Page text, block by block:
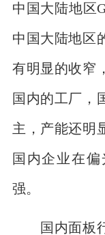
中国大陆地区
中国大陆地区
有明显的收窄
国内的工厂，
主，产能还明
国内企业在
强。
国内面板行